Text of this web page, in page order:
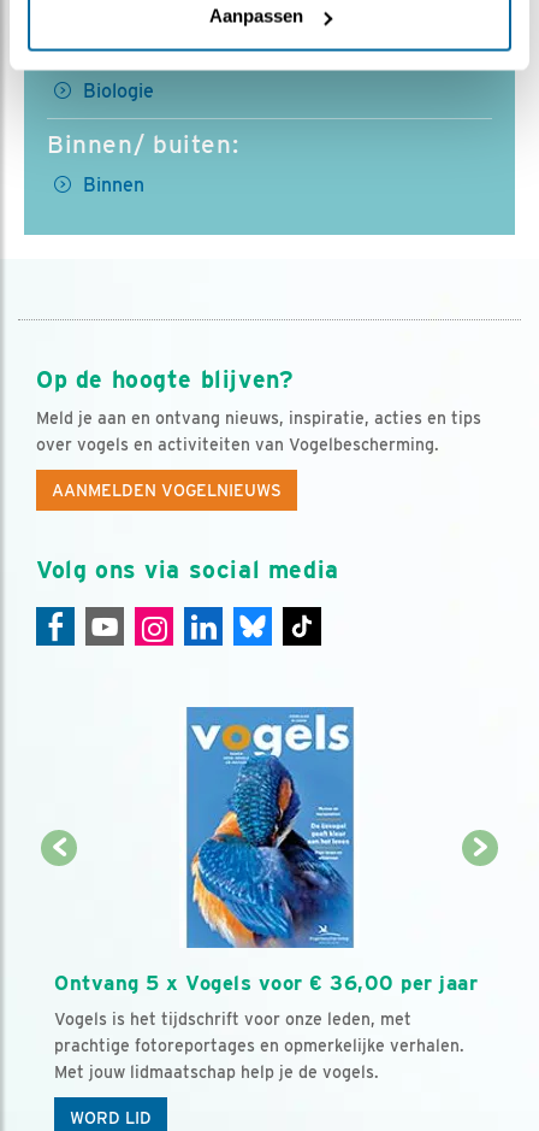
Aanpassen
Vakken:
Biologie
Binnen/ buiten:
Binnen
Op de hoogte blijven?
Meld je aan en ontvang nieuws, inspiratie, acties en tips
over vogels en activiteiten van Vogelbescherming.
AANMELDEN VOGELNIEUWS
Volg ons via social media
Ontvang 5 x Vogels voor € 36,00 per jaar
Vogels is het tijdschrift voor onze leden, met
prachtige fotoreportages en opmerkelijke verhalen.
Met jouw lidmaatschap help je de vogels.
WORD LID